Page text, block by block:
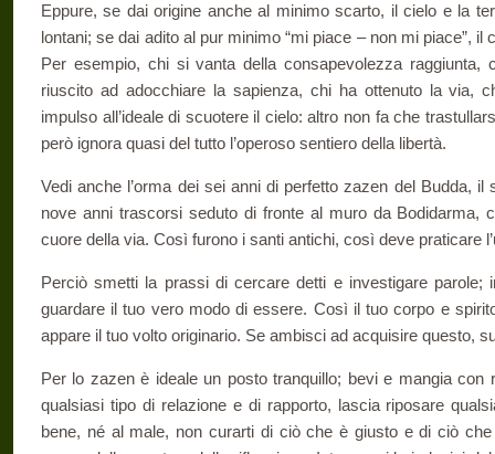
Eppure, se dai origine anche al minimo scarto, il cielo e la
lontani; se dai adito al pur minimo “mi piace – non mi piace”,
Per esempio, chi si vanta della consapevolezza raggiunta,
riuscito ad adocchiare la sapienza, chi ha ottenuto la via,
impulso all’ideale di scuotere il cielo: altro non fa che
però ignora quasi del tutto l’operoso sentiero della libertà.
Vedi anche l’orma dei sei anni di perfetto zazen del Budda, il
nove anni trascorsi seduto di fronte al muro da Bodidarma,
cuore della via. Così furono i santi antichi, così deve praticare
Perciò smetti la prassi di cercare detti e investigare
guardare il tuo vero modo di essere. Così il tuo corpo e
appare il tuo volto originario. Se ambisci ad acquisire questo,
Per lo zazen è ideale un posto tranquillo; bevi e mangia con
qualsiasi tipo di relazione e di rapporto, lascia riposare
bene, né al male, non curarti di ciò che è giusto e di ciò che